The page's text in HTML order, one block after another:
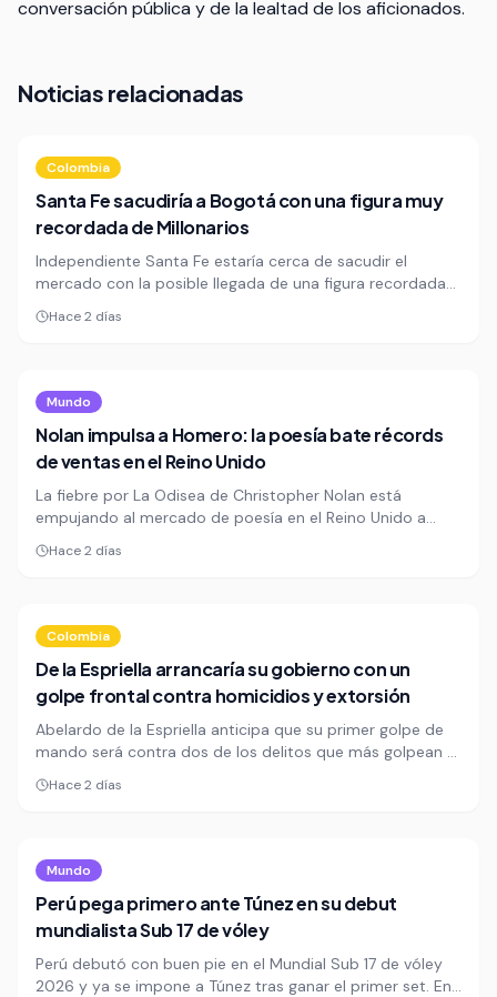
conversación pública y de la lealtad de los aficionados.
Noticias relacionadas
Colombia
Santa Fe sacudiría a Bogotá con una figura muy
recordada de Millonarios
Independiente Santa Fe estaría cerca de sacudir el
mercado con la posible llegada de una figura recordada
de Millonarios, en una operación que golpearía de frente a
su rival capitalino. La movida repetiría una fórmula que ya
Hace 2 días
Mundo
Nolan impulsa a Homero: la poesía bate récords
de ventas en el Reino Unido
La fiebre por La Odisea de Christopher Nolan está
empujando al mercado de poesía en el Reino Unido a
niveles inéditos. En las primeras 30 semanas de 2026, el
sector ya supera las £8 millones, un salto de 13,3% frente
Hace 2 días
Colombia
De la Espriella arrancaría su gobierno con un
golpe frontal contra homicidios y extorsión
Abelardo de la Espriella anticipa que su primer golpe de
mando será contra dos de los delitos que más golpean a
las ciudades: homicidios y extorsión. La medida se
formalizaría por decreto apenas reciba la banda
Hace 2 días
Mundo
Perú pega primero ante Túnez en su debut
mundialista Sub 17 de vóley
Perú debutó con buen pie en el Mundial Sub 17 de vóley
2026 y ya se impone a Túnez tras ganar el primer set. En